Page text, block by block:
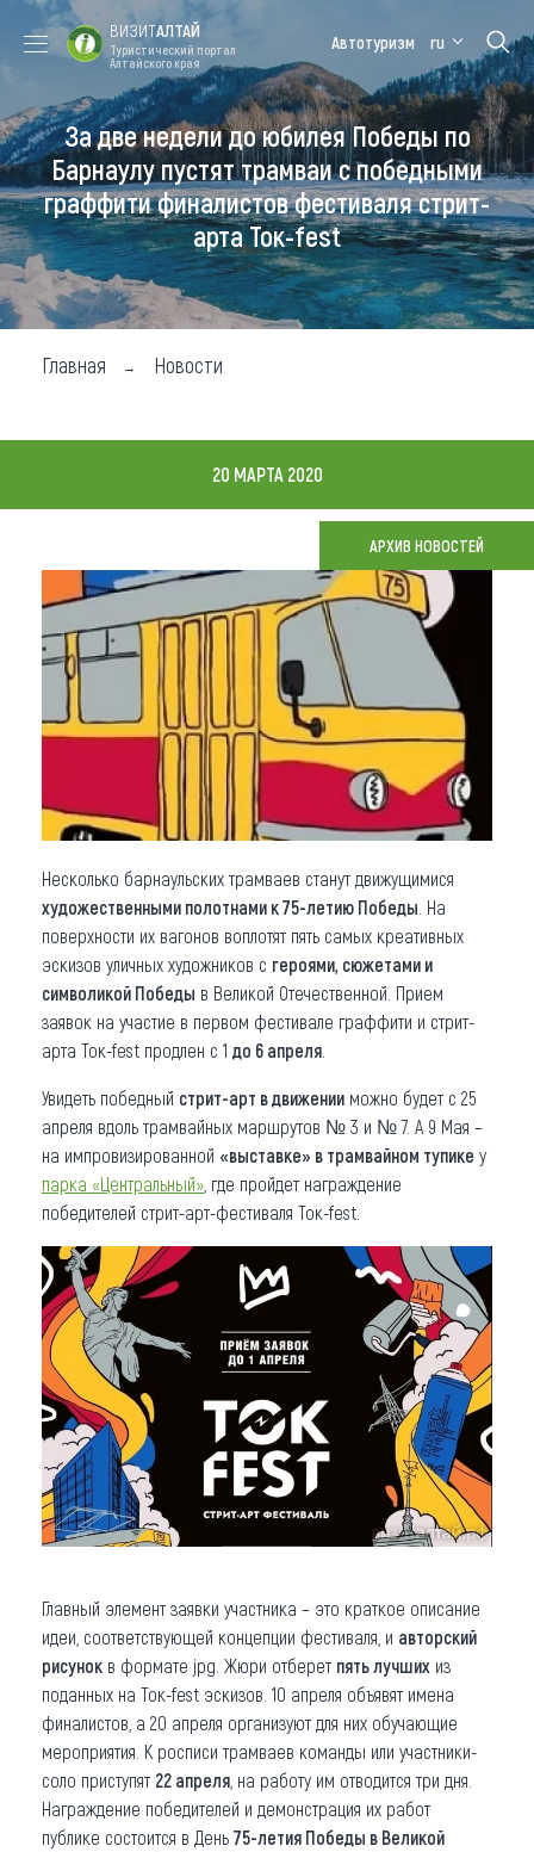
Форум VISIT
ALTAI
Цветение
маральника
Медицинский
форум
Алтайская
зимовка
Туры
Где побывать
Чем заняться
Где остановиться
Что привезти (сувениры)
О регионе
Коллекция впечатлений
Другие рубрики
ВИЗИТАЛТАЙ
Туристический портал
Алтайского края
Автотуризм ru
За две недели до юбилея Победы по
Барнаулу пустят трамваи с победными
граффити финалистов фестиваля стрит-
арта Ток-fest
Главная Новости
20 МАРТА 2020
АРХИВ НОВОСТЕЙ
Несколько барнаульских трамваев станут движущимися
художественными полотнами к 75-летию Победы . На
поверхности их вагонов воплотят пять самых креативных
эскизов уличных художников с героями, сюжетами и
символикой Победы в Великой Отечественной. Прием
заявок на участие в первом фестивале граффити и стрит-
арта Ток-fest продлен с 1 до 6 апреля
Увидеть победный стрит-арт в движении можно будет с 25
апреля вдоль трамвайных маршрутов № 3 и № 7. А 9 Мая –
на импровизированной «выставке» в трамвайном тупике у
парка «Центральный» , где пройдет награждение
победителей стрит-арт-фестиваля Ток-fest.
Главный элемент заявки участника – это краткое описание
идеи, соответствующей концепции фестиваля, и авторский
рисунок в формате jpg. Жюри отберет пять лучших из
поданных на Ток-fest эскизов. 10 апреля объявят имена
финалистов, а 20 апреля организуют для них обучающие
мероприятия. К росписи трамваев команды или участники-
соло приступят 22 апреля , на работу им отводится три дня.
Награждение победителей и демонстрация их работ
публике состоится в День 75-летия Победы в Великой